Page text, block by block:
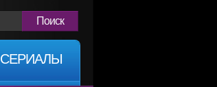
Поиск
СЕРИАЛЫ